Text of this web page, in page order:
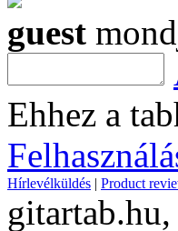
guest
Ehhez a
Hírlevélküldés | Product
gitartab.hu,